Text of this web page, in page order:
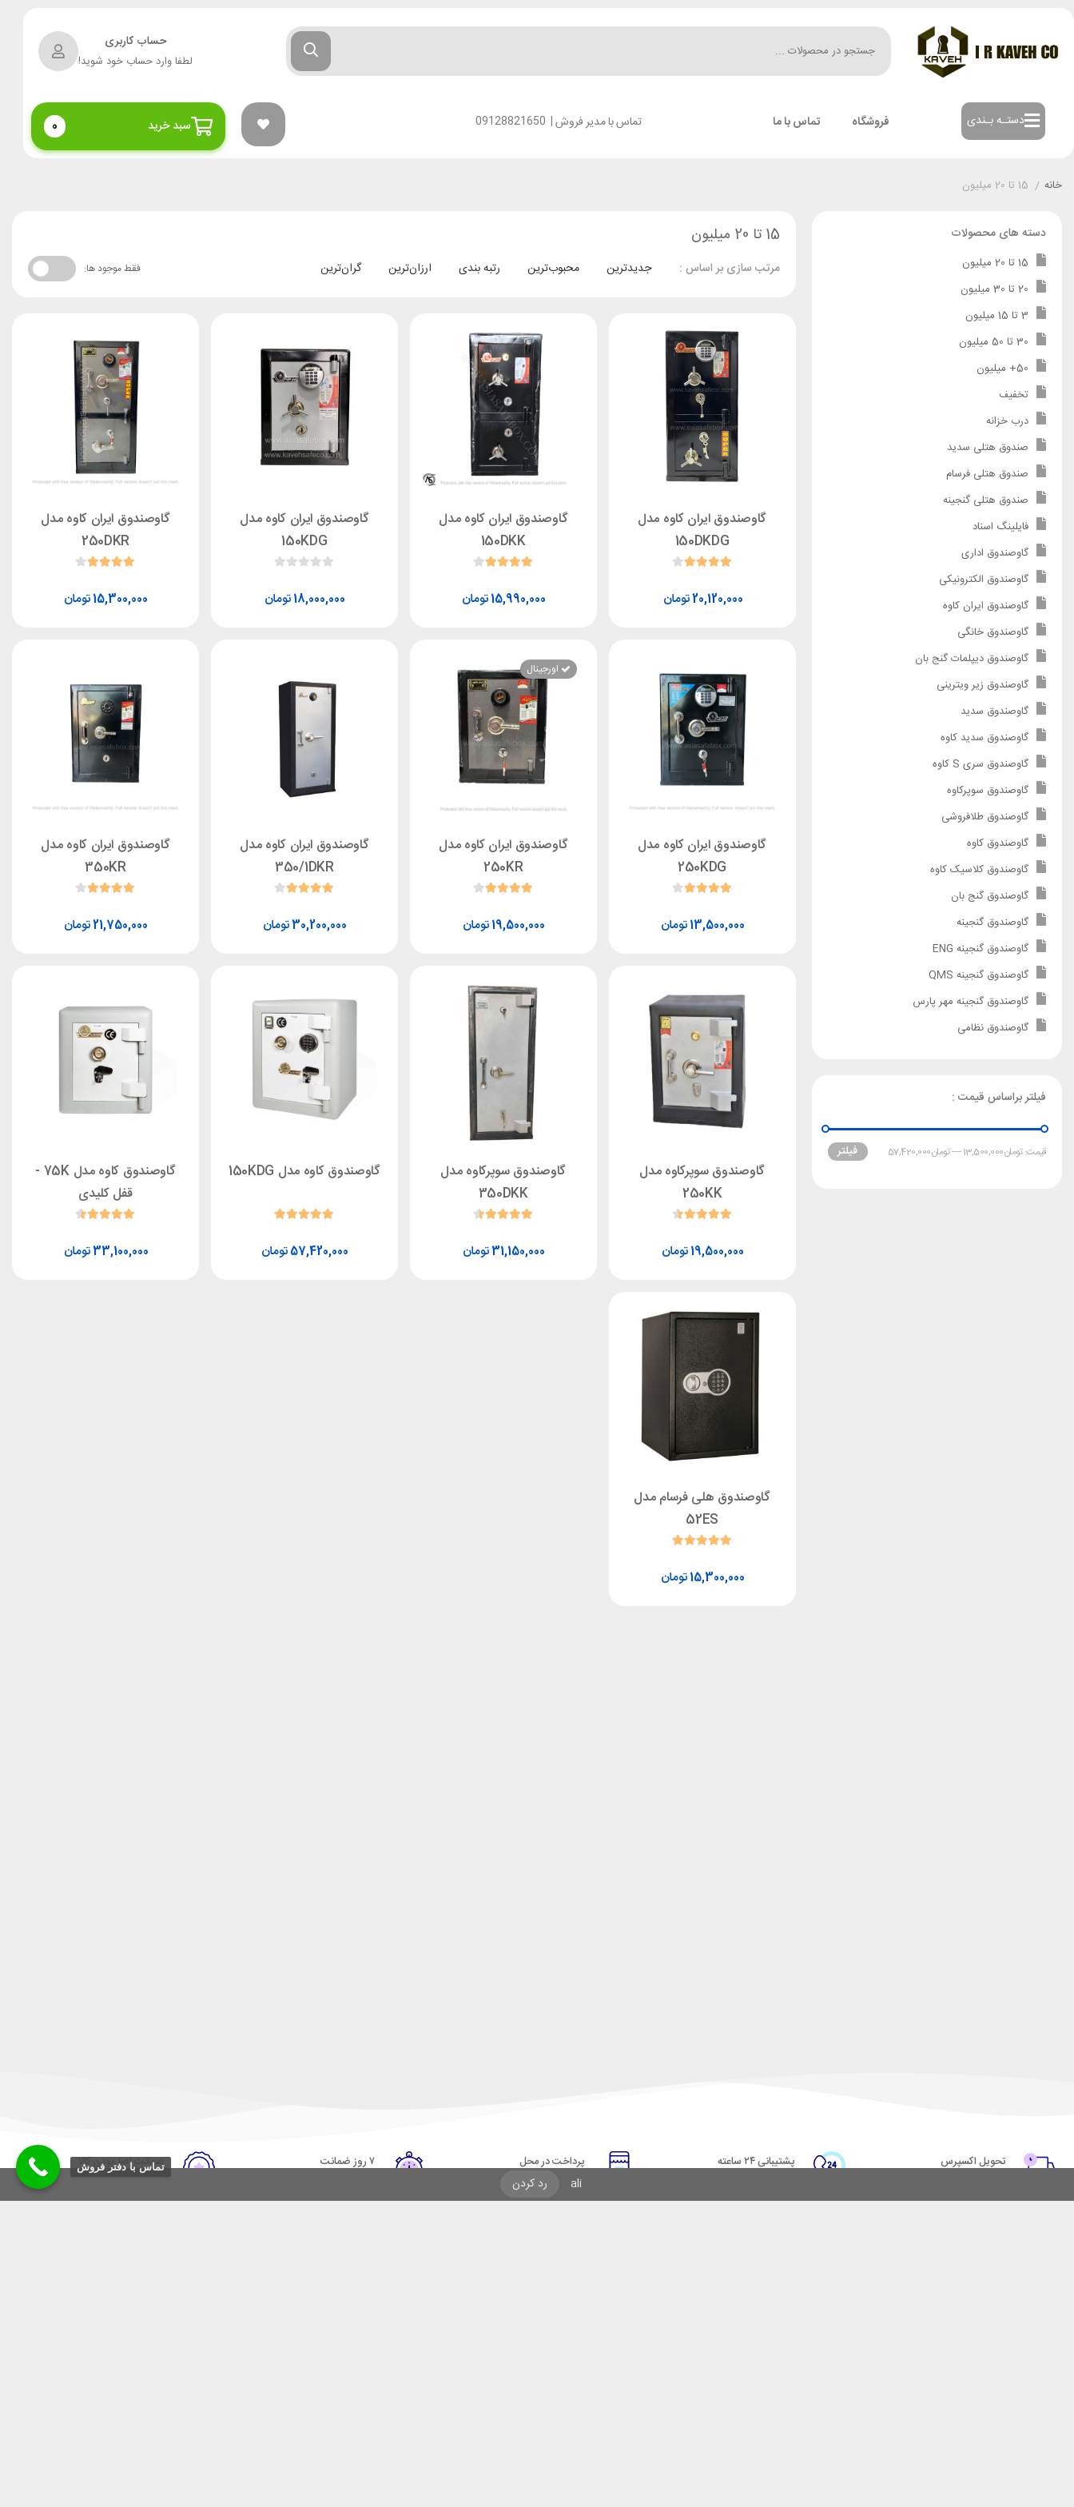
ali رد کردن
حساب کاربری
لطفا وارد حساب خود شوید!
دستـه بـندی فروشگاه تماس با ما تماس با مدیر فروش| سبد خرید 0
خانه / 15 تا 20 میلیون
15 تا 20 میلیون
مرتب سازی بر اساس : جدیدترین محبوب‌ترین رتبه بندی ارزان‌ترین گران‌ترین فقط موجود ها:
گاوصندوق ایران کاوه مدل
150DKDG
تومان20,120,000
گاوصندوق ایران کاوه مدل
150DKK
تومان15,990,000
گاوصندوق ایران کاوه مدل
150KDG
تومان18,000,000
گاوصندوق ایران کاوه مدل
250DKR
تومان15,300,000
گاوصندوق ایران کاوه مدل
250KDG
تومان13,500,000
اورجینال
گاوصندوق ایران کاوه مدل
250KR
تومان19,500,000
گاوصندوق ایران کاوه مدل
350/1DKR
تومان30,200,000
گاوصندوق ایران کاوه مدل
350KR
تومان21,750,000
گاوصندوق سوپرکاوه مدل
250KK
تومان19,500,000
گاوصندوق سوپرکاوه مدل
350DKK
تومان31,150,000
گاوصندوق کاوه مدل 150KDG
تومان57,420,000
گاوصندوق کاوه مدل 75K -
قفل کلیدی
تومان33,100,000
گاوصندوق هلی فرسام مدل
52ES
تومان15,300,000
دسته های محصولات
15 تا 20 میلیون
20 تا 30 میلیون
3 تا 15 میلیون
30 تا 50 میلیون
50+ میلیون
تخفیف
درب خزانه
صندوق هتلی سدید
صندوق هتلی فرسام
صندوق هتلی گنجینه
فایلینگ اسناد
گاوصندوق اداری
گاوصندوق الکترونیکی
گاوصندوق ایران کاوه
گاوصندوق خانگی
گاوصندوق دیپلمات گنج بان
گاوصندوق زیر ویترینی
گاوصندوق سدید
گاوصندوق سدید کاوه
گاوصندوق سری S کاوه
گاوصندوق سوپرکاوه
گاوصندوق طلافروشی
گاوصندوق کاوه
گاوصندوق کلاسیک کاوه
گاوصندوق گنج بان
گاوصندوق گنجینه
گاوصندوق گنجینه ENG
گاوصندوق گنجینه QMS
گاوصندوق گنجینه مهر پارس
گاوصندوق نظامی
فیلتر براساس قیمت :
فیلتر قیمت:تومان13,500,000 —تومان57,420,000
تحویل اکسپرس پشتیبانی ۲۴ ساعته پرداخت در محل
پرداخت هنگام دریافت
۷ روز ضمانت ضمانت اصل‌بودن کالا
تایید اصالت کالا
تماس با دفتر فروش